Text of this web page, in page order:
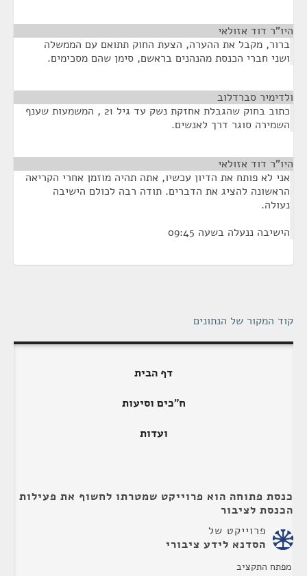
היו"ר דוד אזולאי
ברור, מקבל את ההערה, הצעת החוק תתואם עם הממשלה
ושני חברי הכנסת מהנהנים בראשם, סימן שהם מסכימים.
ולדימיר סברדלוב
כתוב בחוק שהגבלת אחזקת נשק עד גיל 21 , המשמעות שענף
השמירה סוגר דרך לאנשים.
היו"ר דוד אזולאי
אני לא פותח את הדיון עכשיו, אתה תהיה מוזמן אחרי הקריאה
הראשונה להציג את הדברים. תודה רבה לכולם הישיבה
נעולה.
הישיבה ננעלה בשעה 09:45
קוד המקור של הנתונים
דף הבית
ח"כים וסיעות
ועדות
כנסת פתוחה הוא פרוייקט שמטרתו לחשוף את פעילות
הכנסת לציבור
פרוייקט של
הסדנא לידע ציבורי
מפתח התקציב